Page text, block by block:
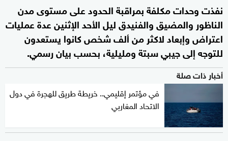
نفذت وحدات مكلفة بمراقبة الحدود على مستوى مدن
الناظور والمضيق والفنيدق ليل الأحد الإثنين عدة عمليات
اعتراض وإبعاد لاكثر من ألف شخص كانوا يستعدون
للتوجه إلى جيبي سبتة ومليلية، بحسب بيان رسمي.
أخبار ذات صلة
في مؤتمر إقليمي.. خريطة طريق للهجرة في دول
الاتحاد المغاربي